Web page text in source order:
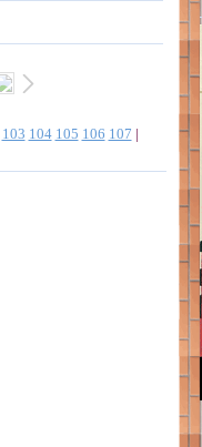
103 104 105 106 107 |